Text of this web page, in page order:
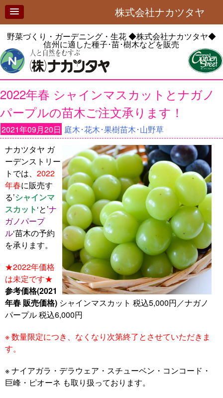
株式会社ナカツタヤ
野菜づくり・ガーデニング・生花◆株式会社ナカツタヤ◆
信州に適した種子･苗･樹木などを販売
2022年春 シャインマスカットとナガノ
パープルの苗木ご注文承ります！
2021年09月20日 庭木･花木･果樹苗木･山野草
ナカツタヤ ガ
ーデンストリー
トでは、 2022
年春に販売す
る’シャインマ
スカット‘と’ナ
ガノパープ
ル‘苗木の予約
を承ります。
★2022年価格
は未定です★
参考価格(2021
年春 販売価格) シャインマスカット 税込5,000円／ナガノ
パープル 税込6,000円
※ 数量限定につき、なくなり次第終了とさせていただきま
す。
※ ナイアガラ・デラウェア・スチューベン・コンコード・
巨峰・ピオーネ も取り扱っております。